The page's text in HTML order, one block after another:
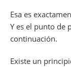
Esa es
Y es el punto de
continuación.
Existe un